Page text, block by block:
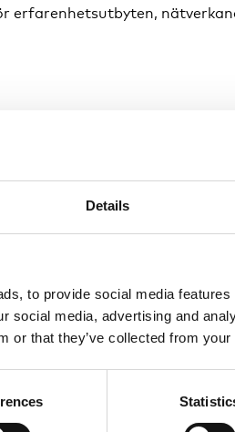
Details
to provide social media
social media, advertising and
or that they’ve collected from
erfarenhetsutbyten,
insatser till nyanlända barn
– vad säger forskningen?
från kommuner och